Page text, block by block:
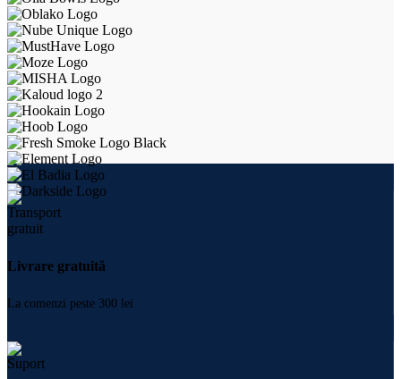
Livrare gratuită
La comenzi peste 300 lei